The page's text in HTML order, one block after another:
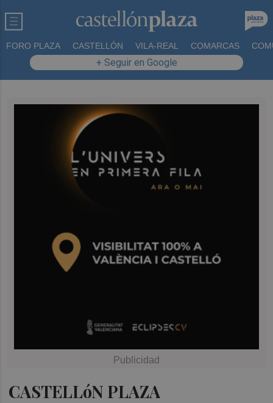
FORO PLAZA CASTELLÓN VILA-REAL COMARCAS
+ Seguir en Google
CASTELLóN PLAZA